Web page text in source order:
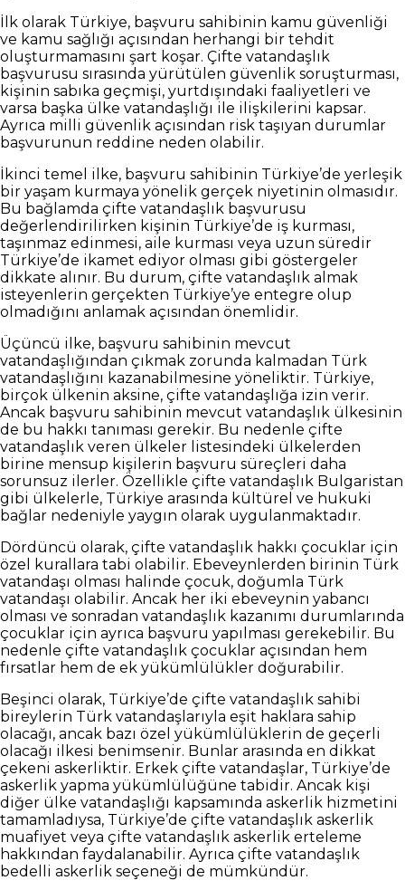
İlk olarak Türkiye, başvuru sahibinin kamu güvenliği
ve kamu sağlığı açısından herhangi bir tehdit
oluşturmamasını şart koşar. Çifte vatandaşlık
başvurusu sırasında yürütülen güvenlik soruşturması,
kişinin sabıka geçmişi, yurtdışındaki faaliyetleri ve
varsa başka ülke vatandaşlığı ile ilişkilerini kapsar.
Ayrıca milli güvenlik açısından risk taşıyan durumlar
başvurunun reddine neden olabilir.
İkinci temel ilke, başvuru sahibinin Türkiye’de yerleşik
bir yaşam kurmaya yönelik gerçek niyetinin olmasıdır.
Bu bağlamda çifte vatandaşlık başvurusu
değerlendirilirken kişinin Türkiye’de iş kurması,
taşınmaz edinmesi, aile kurması veya uzun süredir
Türkiye’de ikamet ediyor olması gibi göstergeler
dikkate alınır. Bu durum, çifte vatandaşlık almak
isteyenlerin gerçekten Türkiye’ye entegre olup
olmadığını anlamak açısından önemlidir.
Üçüncü ilke, başvuru sahibinin mevcut
vatandaşlığından çıkmak zorunda kalmadan Türk
vatandaşlığını kazanabilmesine yöneliktir. Türkiye,
birçok ülkenin aksine, çifte vatandaşlığa izin verir.
Ancak başvuru sahibinin mevcut vatandaşlık ülkesinin
de bu hakkı tanıması gerekir. Bu nedenle çifte
vatandaşlık veren ülkeler listesindeki ülkelerden
birine mensup kişilerin başvuru süreçleri daha
sorunsuz ilerler. Özellikle çifte vatandaşlık Bulgaristan
gibi ülkelerle, Türkiye arasında kültürel ve hukuki
bağlar nedeniyle yaygın olarak uygulanmaktadır.
Dördüncü olarak, çifte vatandaşlık hakkı çocuklar için
özel kurallara tabi olabilir. Ebeveynlerden birinin Türk
vatandaşı olması halinde çocuk, doğumla Türk
vatandaşı olabilir. Ancak her iki ebeveynin yabancı
olması ve sonradan vatandaşlık kazanımı durumlarında
çocuklar için ayrıca başvuru yapılması gerekebilir. Bu
nedenle çifte vatandaşlık çocuklar açısından hem
fırsatlar hem de ek yükümlülükler doğurabilir.
Beşinci olarak, Türkiye’de çifte vatandaşlık sahibi
bireylerin Türk vatandaşlarıyla eşit haklara sahip
olacağı, ancak bazı özel yükümlülüklerin de geçerli
olacağı ilkesi benimsenir. Bunlar arasında en dikkat
çekeni askerliktir. Erkek çifte vatandaşlar, Türkiye’de
askerlik yapma yükümlülüğüne tabidir. Ancak kişi
diğer ülke vatandaşlığı kapsamında askerlik hizmetini
tamamladıysa, Türkiye’de çifte vatandaşlık askerlik
muafiyet veya çifte vatandaşlık askerlik erteleme
hakkından faydalanabilir. Ayrıca çifte vatandaşlık
bedelli askerlik seçeneği de mümkündür.